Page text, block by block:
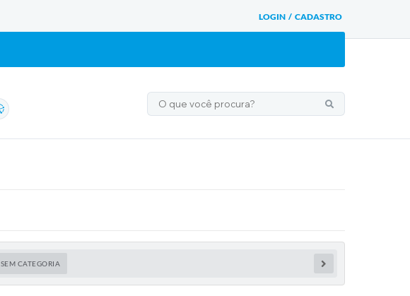
LOGIN / CADASTRO
SEM CATEGORIA